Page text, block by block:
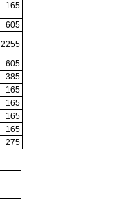
165
605
2255
605
385
165
165
165
165
275